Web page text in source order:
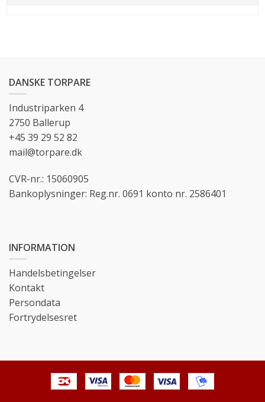
DANSKE TORPARE
Industriparken 4
2750 Ballerup
+45 39 29 52 82
mail@torpare.dk
CVR-nr.: 15060905
Bankoplysninger: Reg.nr. 0691 konto nr. 2586401
INFORMATION
Handelsbetingelser
Kontakt
Persondata
Fortrydelsesret